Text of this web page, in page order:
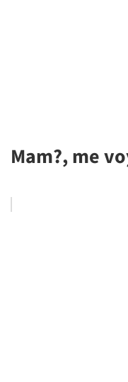
Mam?, me